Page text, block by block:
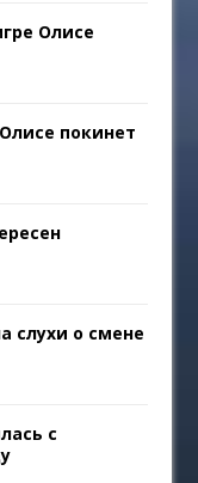
Олисе
покинет
слухи о смене
с